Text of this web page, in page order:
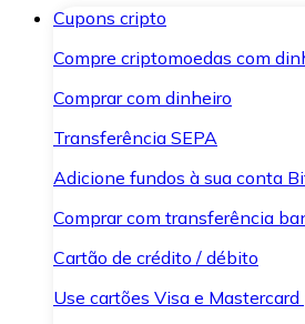
Cupons cripto
Compre criptomoedas com
Comprar com dinheiro
Transferência SEPA
Adicione fundos à sua conta
Comprar com transferência
Cartão de crédito / débito
Use cartões Visa e